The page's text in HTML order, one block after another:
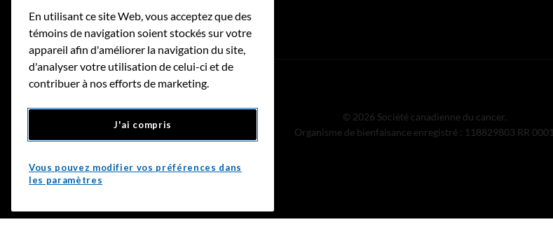
Accessibilité
Donnez
© 2026 Société canadienne du cancer.
Organisme de bienfaisance enregistré : 118829803 RR 0001
En utilisant ce site Web, vous acceptez que des
témoins de navigation soient stockés sur votre
appareil afin d'améliorer la navigation du site,
d'analyser votre utilisation de celui-ci et de
contribuer à nos efforts de marketing.
J'ai compris
Vous pouvez modifier vos préférences dans
les paramètres